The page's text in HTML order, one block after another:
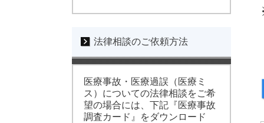
法律相談のご依頼方法
医療事故・医療過誤（医療ミ
ス）についての法律相談をご希
望の場合には、下記『医療事故
調査カード』をダウンロード